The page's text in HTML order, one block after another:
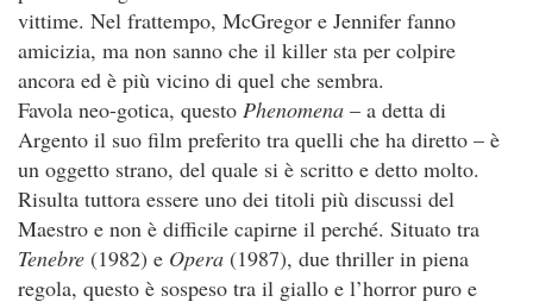
vittime. Nel frattempo, McGregor e Jennifer fanno
amicizia, ma non sanno che il killer sta per colpire
ancora ed è più vicino di quel che sembra.
Favola neo-gotica, questo Phenomena – a detta di
Argento il suo film preferito tra quelli che ha diretto – è
un oggetto strano, del quale si è scritto e detto molto.
Risulta tuttora essere uno dei titoli più discussi del
Maestro e non è difficile capirne il perché. Situato tra
Tenebre (1982) e Opera (1987), due thriller in piena
regola, questo è sospeso tra il giallo e l’horror puro e